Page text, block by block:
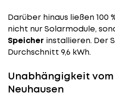
Darüber hinaus ließen 100
nicht nur Solarmodule,
Speicher installieren. Der
Durchschnitt 9,6 kWh.
Unabhängigkeit
Neuhausen